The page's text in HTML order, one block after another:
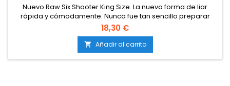
Nuevo Raw Six Shooter King Size. La nueva forma de liar
rápida y cómodamente. Nunca fue tan sencillo preparar
conos Raw con tus hierbas favoritas.
18,30 €
 Añadir al carrito